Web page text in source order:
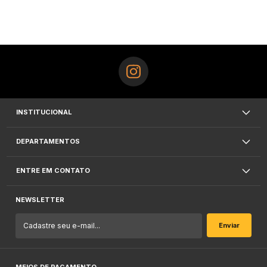
INSTITUCIONAL
DEPARTAMENTOS
ENTRE EM CONTATO
NEWSLETTER